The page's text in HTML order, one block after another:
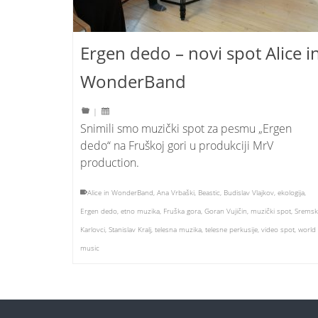
Ergen dedo – novi spot Alice
WonderBand
|
Snimili smo muzički spot za pesmu „Ergen
dedo“ na Fruškoj gori u produkciji MrV
production.
Alice in WonderBand, Ana Vrbaški, Beastic, Budislav Vlajkov, ekologija,
Ergen dedo, etno muzika, Fruška gora, Goran Vujičin, muzički spot,
Karlovci, Stanislav Kralj, telesna muzika, telesne perkusije, video spot, world
music